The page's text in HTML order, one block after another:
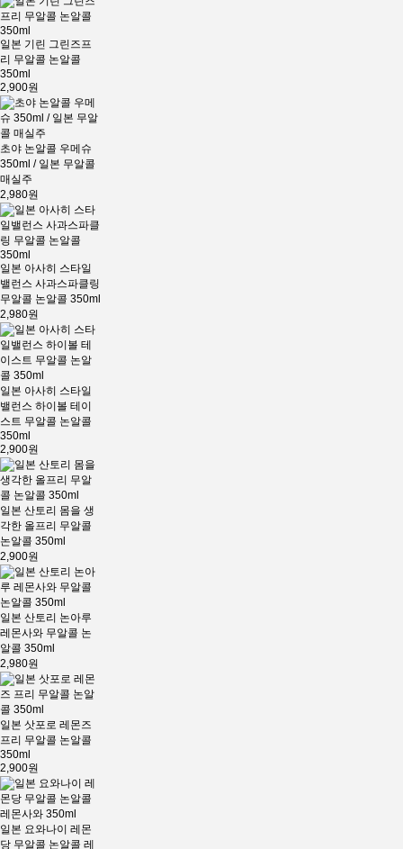
일본 기린 그린즈프
리 무알콜 논알콜
350ml
2,900원
초야 논알콜 우메슈
350ml / 일본 무알콜
매실주
2,980원
일본 아사히 스타일
밸런스 사과스파클링
무알콜 논알콜 350ml
2,980원
일본 아사히 스타일
밸런스 하이볼 테이
스트 무알콜 논알콜
350ml
2,900원
일본 산토리 몸을 생
각한 올프리 무알콜
논알콜 350ml
2,900원
일본 산토리 논아루
레몬사와 무알콜 논
알콜 350ml
2,980원
일본 삿포로 레몬즈
프리 무알콜 논알콜
350ml
2,900원
일본 요와나이 레몬
당 무알콜 논알콜 레